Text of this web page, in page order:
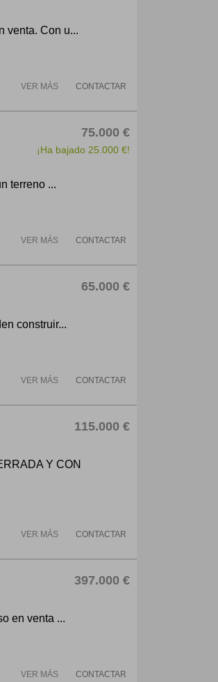
venta. Con u...
CONTACTAR
VER MÁS
75.000 €
¡Ha bajado 25.000 €!
terreno ...
CONTACTAR
VER MÁS
65.000 €
construir...
CONTACTAR
VER MÁS
115.000 €
Y CON
CONTACTAR
VER MÁS
397.000 €
en venta ...
CONTACTAR
VER MÁS